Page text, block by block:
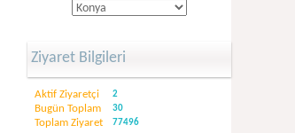
Ziyaret Bilgileri
Aktif Ziyaretçi 2
Bugün Toplam 30
Toplam Ziyaret 77496